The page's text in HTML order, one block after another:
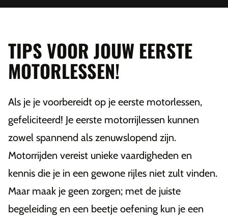
TIPS VOOR JOUW EERSTE
MOTORLESSEN!
Als je je voorbereidt op je eerste motorlessen,
gefeliciteerd! Je eerste motorrijlessen kunnen
zowel spannend als zenuwslopend zijn.
Motorrijden vereist unieke vaardigheden en
kennis die je in een gewone rijles niet zult vinden.
Maar maak je geen zorgen; met de juiste
begeleiding en een beetje oefening kun je een